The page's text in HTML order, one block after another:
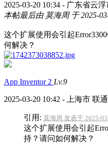
2025-03-20 10:34 - 广东省云
本帖最后由 莫海周 于 2025-
这个扩展使用会引起
何解决？
App Inventor 2 Lv.9
2025-03-20 10:42 - 上海市 联通
引用: 莫海周 发表于 2025-
这个扩展使用会引起
持？请问如何解决？